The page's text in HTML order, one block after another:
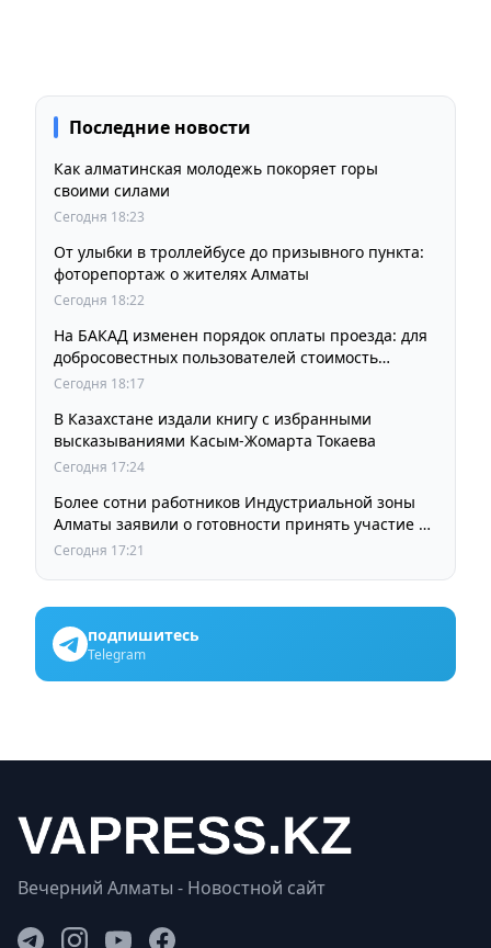
Последние новости
Как алматинская молодежь покоряет горы
своими силами
Сегодня 18:23
От улыбки в троллейбусе до призывного пункта:
фоторепортаж о жителях Алматы
Сегодня 18:22
На БАКАД изменен порядок оплаты проезда: для
добросовестных пользователей стоимость
остается прежней
Сегодня 18:17
В Казахстане издали книгу с избранными
высказываниями Касым-Жомарта Токаева
Сегодня 17:24
Более сотни работников Индустриальной зоны
Алматы заявили о готовности принять участие в
выборах членов Курылтая
Сегодня 17:21
подпишитесь
Telegram
Вечерний Алматы - Новостной сайт